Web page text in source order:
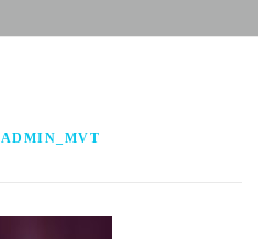
お問合せ
ADMIN_MVT